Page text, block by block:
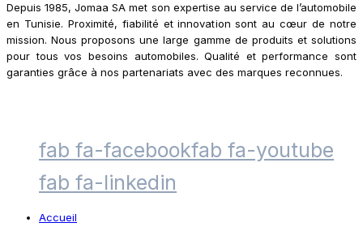
Depuis 1985, Jomaa SA met son expertise au service de l’automobile
en Tunisie. Proximité, fiabilité et innovation sont au cœur de notre
mission. Nous proposons une large gamme de produits et solutions
pour tous vos besoins automobiles. Qualité et performance sont
garanties grâce à nos partenariats avec des marques reconnues.
fab fa-facebookfab fa-youtube
fab fa-linkedin
Accueil